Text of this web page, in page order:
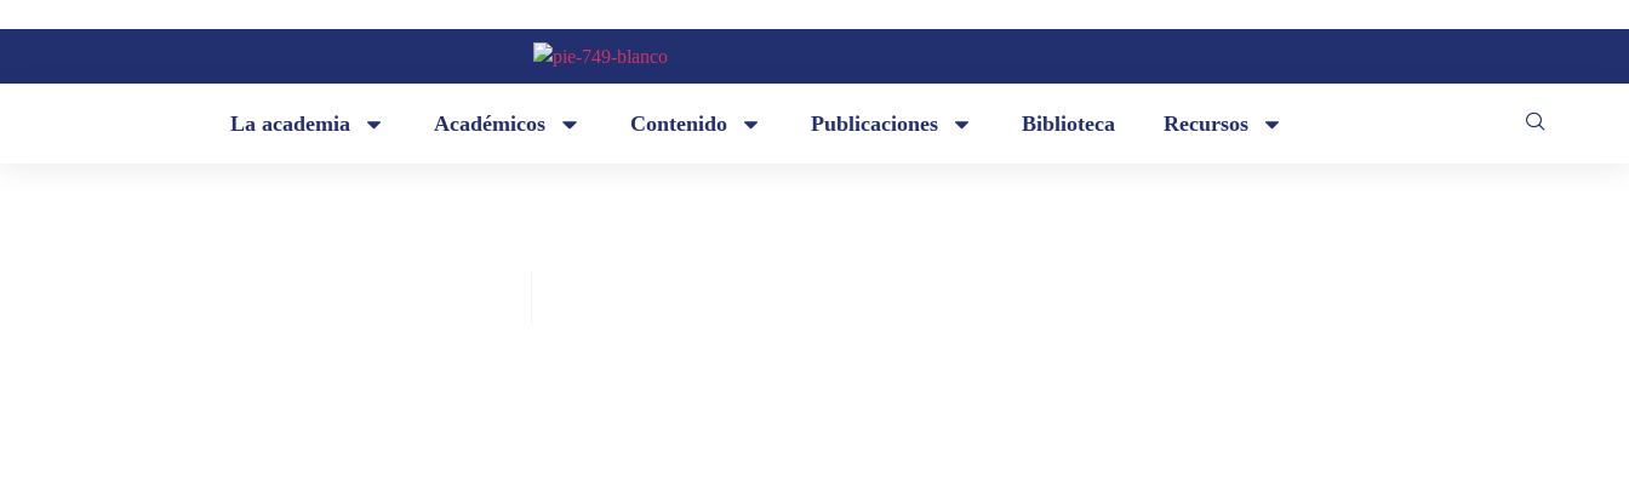
La academia Académicos Contenido Publicaciones Biblioteca Recursos